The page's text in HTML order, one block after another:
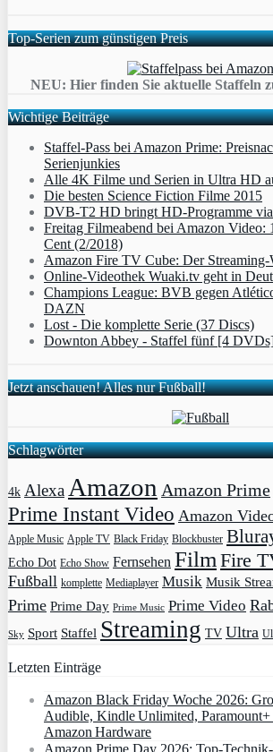
Top-Serien zum günstigen Preis
NEU: Hier finden Sie aktuelle Staffeln
Wichtige Beiträge
Staffel-Pass bei Amazon Prime:
Serienjunkies
Alle 4K Filme und Serien in Ultra HD
Die besten Science Fiction Filme 2015
DVB-T2 HD bringt HD-Programme
Freitag Filmeabend bei Amazon Video:
Cent (2/2018)
Amazon Fire TV Cube: Der
Online-Videothek Wuaki.tv geht in
Champions League: BVB gegen
DAZN
Lost - Die komplette Serie (37 Discs)
Downton Abbey - Staffel fünf [4
Jetzt anschauen! Alles nur Fußball!
Schlagwörter
4k Alexa Amazon Amazon Prime
Prime Instant Video Amazon
Apple Music Apple TV Black Friday Blockbuster
Echo Dot Echo Show Fernsehen Film Fire
Fußball komplette Mediaplayer Musik Musik
Prime Prime Day Prime Music Prime Video
Sky Sport Staffel Streaming TV Ultra
Letzten Einträge
Amazon Black Friday Woche 2026:
Audible, Kindle Unlimited, Paramount+
Amazon Hardware
Amazon Prime Day 2026: Top-